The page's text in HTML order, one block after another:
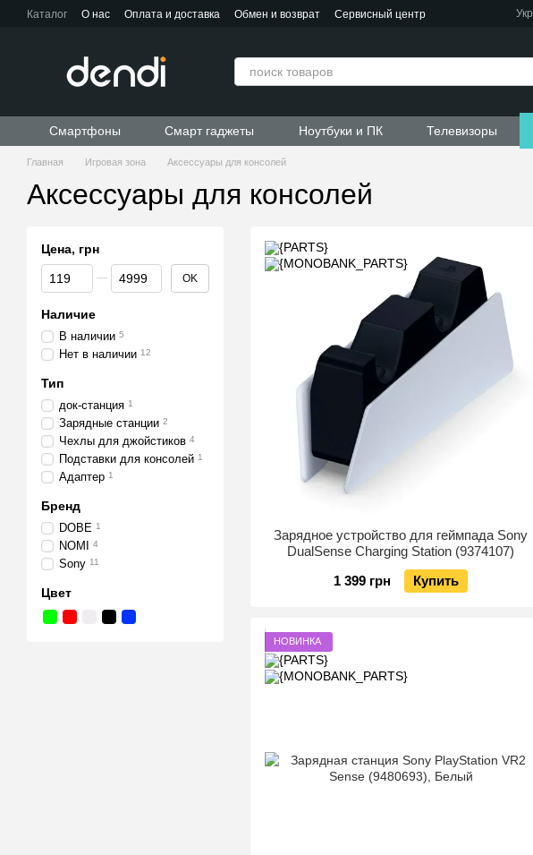
Перейти к основному контенту
Каталог О нас Оплата и доставка Обмен и возврат
Сервисный центр
Укр
Смартфоны Смарт гаджеты Ноутбуки и ПК Телевизоры
Главная Игровая зона Аксессуары для консолей
Аксессуары для консолей
Зарядное устройство для геймпада Sony
DualSense Charging Station (9374107)
1 399 грн
Купить
НОВИНКА
Цена, грн
От Цена, грн
До Цена, грн OK
Наличие
В наличии 5
Нет в наличии 12
Тип
док-станция 1
Зарядные станции 2
Чехлы для джойстиков 4
Подставки для консолей 1
Адаптер 1
Бренд
DOBE 1
NOMI 4
Sony 11
Цвет